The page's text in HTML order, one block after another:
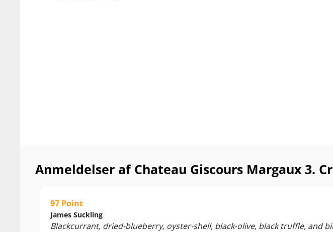
Anmeldelser af Chateau Giscours Margaux 3.
97 Point
James Suckling
Blackcurrant, dried-blueberry, oyster-shell, black-olive, black truffle, and